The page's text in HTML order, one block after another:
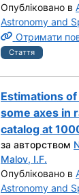
Опубліковано в
Astronomy and
Отримати
Стаття
Estimations
some axes in
catalog at
за авторством
Malov, I.F.
Опубліковано в
Astronomy and